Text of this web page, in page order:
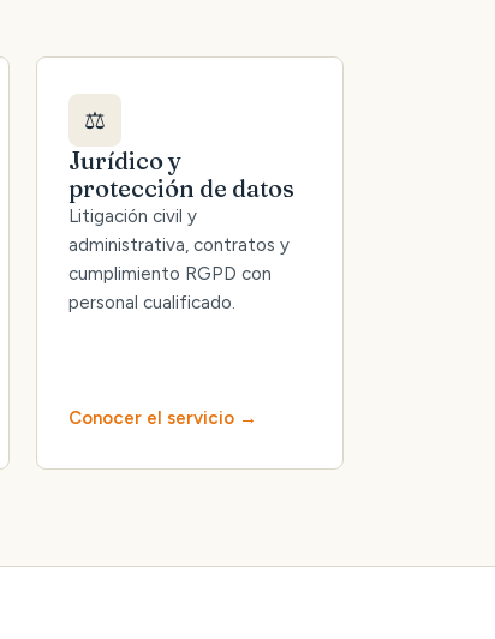
⚖️
Jurídico y
protección de datos
Litigación civil y
administrativa, contratos y
cumplimiento RGPD con
personal cualificado.
Conocer el servicio